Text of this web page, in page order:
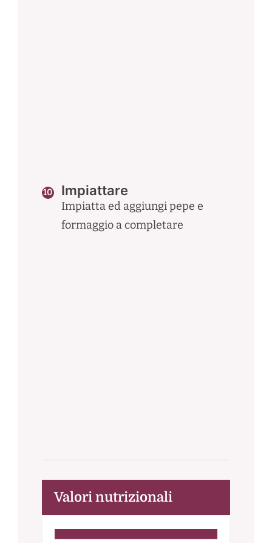
Impiattare
Impiatta ed aggiungi pepe e
formaggio a completare
Valori nutrizionali